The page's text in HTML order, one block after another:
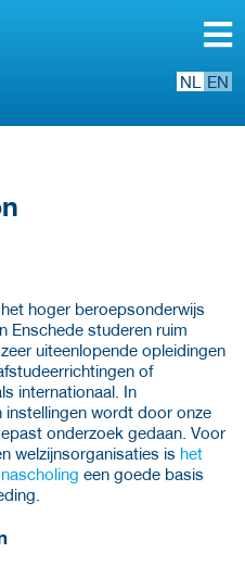
NL EN
hoger beroepsonderwijs
Enschede studeren ruim
uiteenlopende opleidingen
of
internationaal. In
wordt door onze
onderzoek gedaan. Voor
welzijnsorganisaties is het
een goede basis